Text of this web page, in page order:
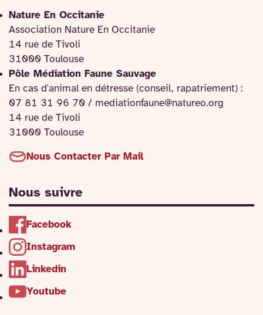
Nature En Occitanie
Association Nature En Occitanie
14 rue de Tivoli
31000 Toulouse
Pôle Médiation Faune Sauvage
En cas d'animal en détresse (conseil, rapatriement) :
07 81 31 96 70 / mediationfaune@natureo.org
14 rue de Tivoli
31000 Toulouse
Nous Contacter Par Mail
Nous suivre
Facebook
Instagram
Linkedin
Youtube